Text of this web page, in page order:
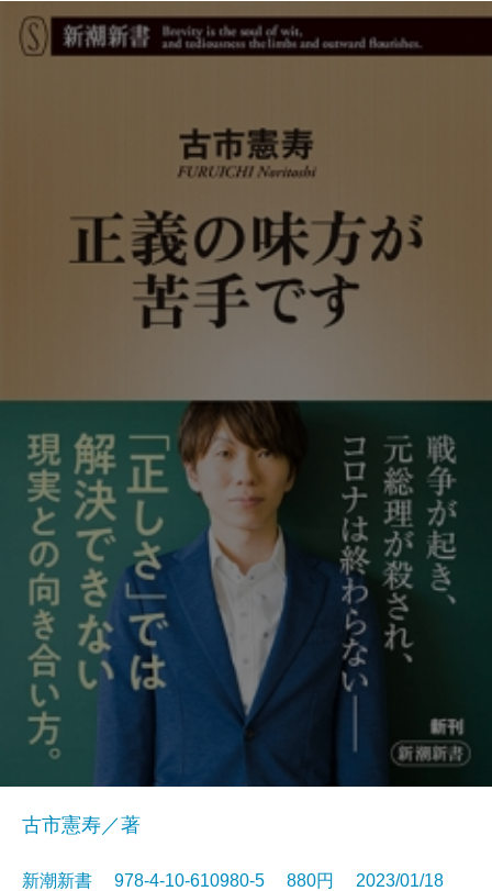
古市憲寿／著
新潮新書 978-4-10-610980-5 880円 2023/01/18